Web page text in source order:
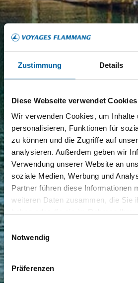
Zustimmung Details
Diese Webseite verwendet Cookies
Wir verwenden Cookies, um Inhalte
personalisieren, Funktionen für
zu können und die Zugriffe auf
analysieren. Außerdem geben wir
Verwendung unserer Website an
soziale Medien, Werbung und
Partner führen diese Informationen
weiteren Daten zusammen, die Sie
Einwilligungsauswahl
Notwendig
Präferenzen